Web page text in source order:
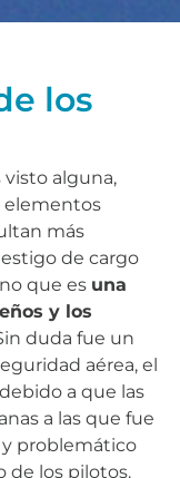
los
alguna,
elementos
más
de cargo
que es una
y los
duda fue un
aérea, el
a que las
a las que fue
problemático
de los pilotos.